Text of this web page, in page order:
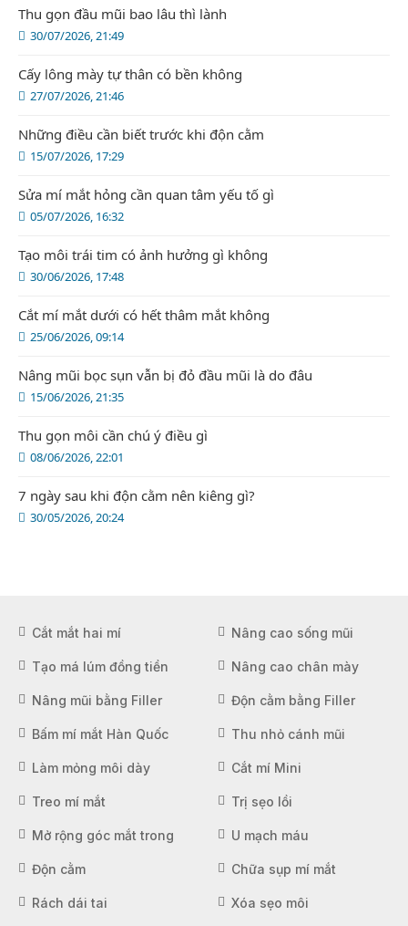
30/07/2026, 21:49
Thu gọn đầu mũi bao lâu thì lành
27/07/2026, 21:46
Cấy lông mày tự thân có bền không
15/07/2026, 17:29
Những điều cần biết trước khi độn cằm
05/07/2026, 16:32
Sửa mí mắt hỏng cần quan tâm yếu tố gì
30/06/2026, 17:48
Tạo môi trái tim có ảnh hưởng gì không
25/06/2026, 09:14
Cắt mí mắt dưới có hết thâm mắt không
15/06/2026, 21:35
Nâng mũi bọc sụn vẫn bị đỏ đầu mũi là do đâu
08/06/2026, 22:01
Thu gọn môi cần chú ý điều gì
30/05/2026, 20:24
7 ngày sau khi độn cằm nên kiêng gì?
Cắt mắt hai mí Nâng cao sống mũi
Tạo má lúm đồng tiền Nâng cao chân mày
Nâng mũi bằng Filler Độn cằm bằng Filler
Bấm mí mắt Hàn Quốc Thu nhỏ cánh mũi
Làm mỏng môi dày Cắt mí Mini
Treo mí mắt Trị sẹo lồi
Mở rộng góc mắt trong U mạch máu
Độn cằm Chữa sụp mí mắt
Rách dái tai Xóa sẹo môi